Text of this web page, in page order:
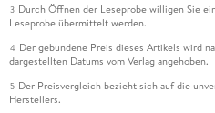
3 Durch Öffnen der Leseprobe willigen Sie
Leseprobe übermittelt werden.
4 Der gebundene Preis dieses Artikels wird
dargestellten Datums vom Verlag angehoben.
5 Der Preisvergleich bezieht sich auf die
Herstellers.